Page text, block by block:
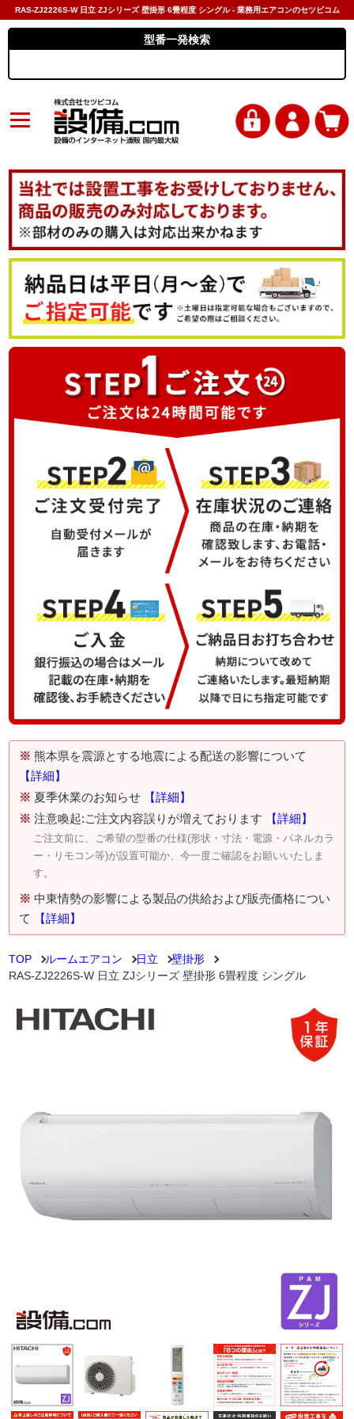
RAS-ZJ2226S-W 日立 ZJシリーズ 壁掛形 6畳程度 シングル - 業務用エアコンのセツビコム
型番一発検索
※ 熊本県を震源とする地震による配送の影響について
【詳細】
※ 夏季休業のお知らせ
【詳細】
※ 注意喚起:ご注文内容誤りが増えております 【詳細】
ご注文前に、ご希望の型番の仕様(形状・寸法・電源・パネルカラ
ー・リモコン等)が設置可能か、今一度ご確認をお願いいたしま
す。
※ 中東情勢の影響による製品の供給および販売価格につい
て
【詳細】
TOP ルームエアコン 日立
壁掛形
RAS-ZJ2226S-W 日立 ZJシリーズ 壁掛形 6畳程度 シングル